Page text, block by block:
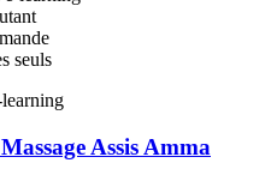
seuls
Assis Amma